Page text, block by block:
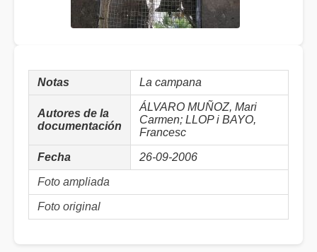
Notas La campana
Autores de la
documentación
ÁLVARO MUÑOZ, Mari
Carmen; LLOP i BAYO,
Francesc
Fecha 26-09-2006
Foto ampliada
Foto original